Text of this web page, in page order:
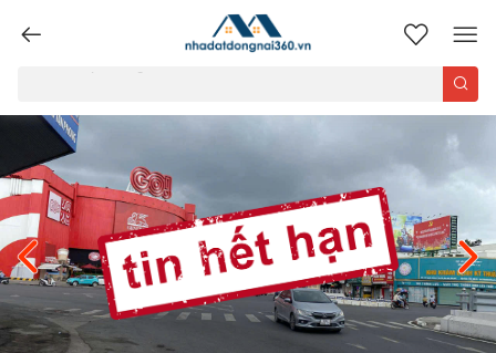
nhadatdongnai360.vn